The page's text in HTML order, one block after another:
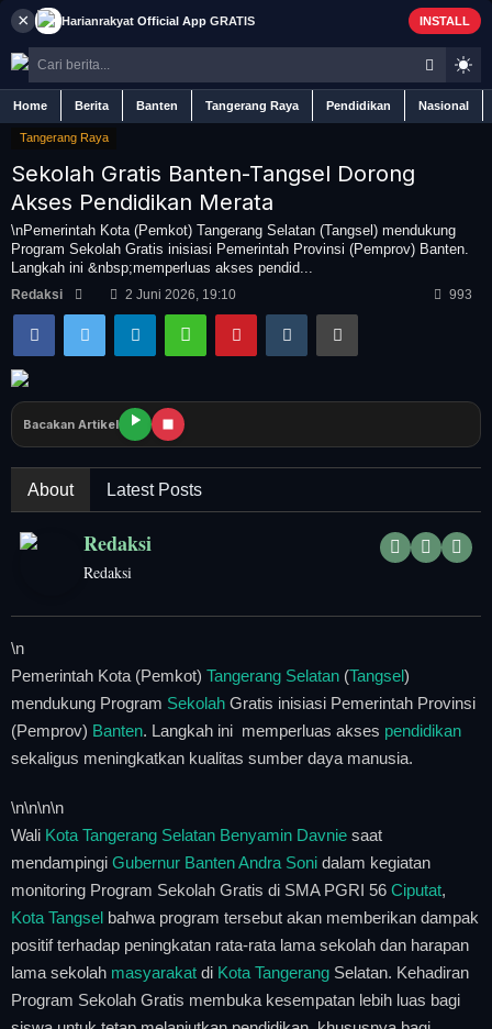
× Harianrakyat Official App GRATIS INSTALL
Home Berita Banten Tangerang Raya Pendidikan Nasional
Home
Berita
Iklan
Contact
Banten
Tangerang Raya
Pendidikan
Nasional
Politik
Daerah
Tangerang Raya
Sekolah Gratis Banten-Tangsel Dorong
Akses Pendidikan Merata
\nPemerintah Kota (Pemkot) Tangerang Selatan (Tangsel) mendukung
Program Sekolah Gratis inisiasi Pemerintah Provinsi (Pemprov) Banten.
Langkah ini &nbsp;memperluas akses pendid...
Redaksi 2 Juni 2026, 19:10 993
Bacakan Artikel
About Latest Posts
Redaksi
Redaksi
\n
Pemerintah Kota (Pemkot) Tangerang Selatan (Tangsel)
mendukung Program Sekolah Gratis inisiasi Pemerintah Provinsi
(Pemprov) Banten. Langkah ini memperluas akses pendidikan
sekaligus meningkatkan kualitas sumber daya manusia.
\n\n\n\n
Wali Kota Tangerang Selatan Benyamin Davnie saat
mendampingi Gubernur Banten Andra Soni dalam kegiatan
monitoring Program Sekolah Gratis di SMA PGRI 56 Ciputat,
Kota Tangsel bahwa program tersebut akan memberikan dampak
positif terhadap peningkatan rata-rata lama sekolah dan harapan
lama sekolah masyarakat di Kota Tangerang Selatan. Kehadiran
Program Sekolah Gratis membuka kesempatan lebih luas bagi